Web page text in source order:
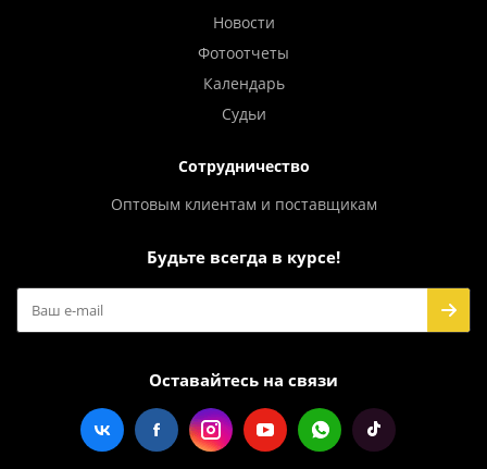
Новости
Фотоотчеты
Календарь
Судьи
Сотрудничество
Оптовым клиентам и поставщикам
Будьте всегда в курсе!
Оставайтесь на связи